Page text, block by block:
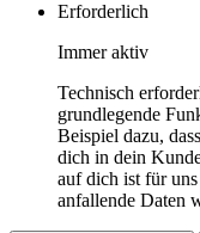
Erforderlich
Immer aktiv
Technisch
grundlegende
Beispiel dazu,
dich in dein
auf dich ist für
anfallende Daten